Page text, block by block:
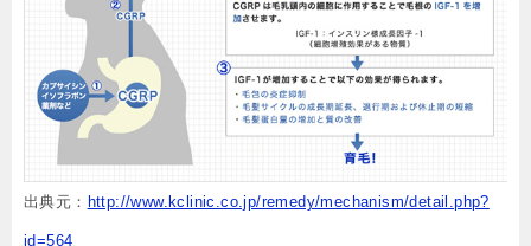
出典元： http://www.kclinic.co.jp/remedy/mechanism/detail.php?
id=564